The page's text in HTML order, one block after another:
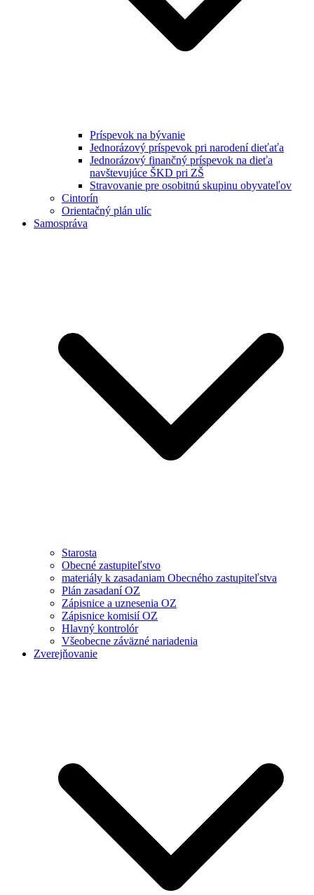
Príspevok na bývanie
Jednorázový príspevok pri narodení dieťaťa
Jednorázový finančný príspevok na dieťa
navštevujúce ŠKD pri ZŠ
Stravovanie pre osobitnú skupinu obyvateľov
Cintorín
Orientačný plán ulíc
Samospráva
Starosta
Obecné zastupiteľstvo
materiály k zasadaniam Obecného zastupiteľstva
Plán zasadaní OZ
Zápisnice a uznesenia OZ
Zápisnice komisií OZ
Hlavný kontrolór
Všeobecne záväzné nariadenia
Zverejňovanie